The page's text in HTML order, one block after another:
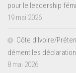
pour le leadership
19 mai 2026
Côte d’Ivoire/
dément les
8 mai 2026